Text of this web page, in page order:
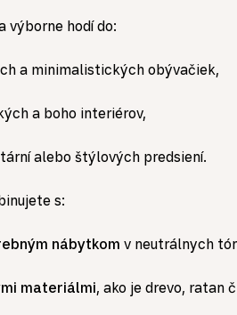
výborne hodí do:
a minimalistických obývačiek,
a boho interiérov,
alebo štýlových predsiení.
s:
nábytkom v neutrálnych
materiálmi, ako je drevo, ratan